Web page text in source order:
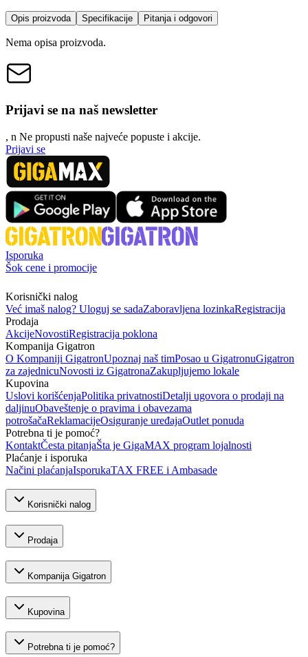
Opis proizvoda Specifikacije Pitanja i odgovori
Nema opisa proizvoda.
Prijavi se na naš newsletter
, n Ne propusti naše najveće popuste i akcije.
Prijavi se
Isporuka
Šok cene i promocije
Korisnički nalog
Već imaš nalog? Uloguj se sadaZaboravljena lozinkaRegistracija
Prodaja
AkcijeNovostiRegistracija poklona
Kompanija Gigatron
O Kompaniji GigatronUpoznaj naš timPosao u GigatronuGigatron
za zajednicuNovosti iz GigatronaZakupljujemo lokale
Kupovina
Uslovi korišćenjaPolitika privatnostiDetalji ugovora o prodaji na
daljinuObaveštenje o pravima i obavezama
potrošačaReklamacijeOsiguranje uređajaOutlet ponuda
Potrebna ti je pomoć?
KontaktČesta pitanjaŠta je GigaMAX program lojalnosti
Plaćanje i isporuka
Načini plaćanjaIsporukaTAX FREE i Ambasade
Korisnički nalog
Prodaja
Kompanija Gigatron
Kupovina
Potrebna ti je pomoć?